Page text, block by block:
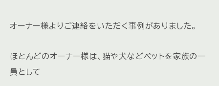
オーナー様よりご連絡をいただく事例がありました。
ほとんどのオーナー様は、猫や犬などペットを家族の一
員として